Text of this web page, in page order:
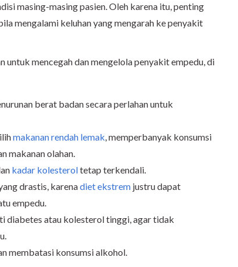
masing-masing pasien. Oleh karena itu, penting
mengalami keluhan yang mengarah ke penyakit
mencegah dan mengelola penyakit empedu, di
berat badan secara perlahan untuk
makanan rendah lemak, memperbanyak konsumsi
makanan olahan.
kadar kolesteroltetap terkendali.
drastis, karenadiet ekstrem justru dapat
empedu.
diabetes atau kolesterol tinggi, agar tidak
membatasi konsumsi alkohol.